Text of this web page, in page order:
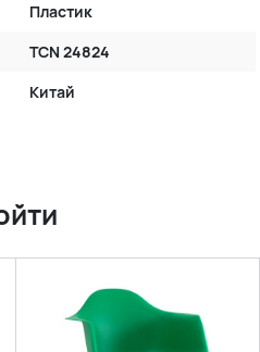
Пластик
TCN 24824
Китай